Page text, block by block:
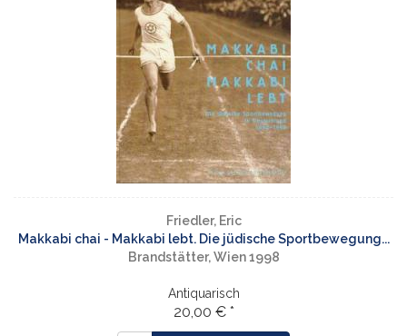
Friedler, Eric
Makkabi chai - Makkabi lebt. Die jüdische Sportbewegung...
Brandstätter, Wien 1998
Antiquarisch
20,00 € *